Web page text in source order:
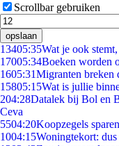
Scrollbar gebruiken
opslaan
13405:35Wat je ook
17005:34Boeken worden
1605:31Migranten breken
15805:15Wat is jullie
204:28Datalek bij Bol en
Ceva
5504:20Koopzegels
1004:15Woningtekort: